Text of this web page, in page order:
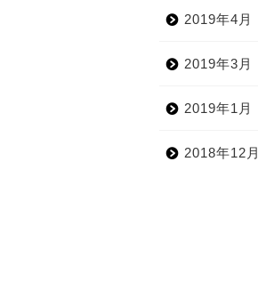
2019年4月
2019年3月
2019年1月
2018年12月